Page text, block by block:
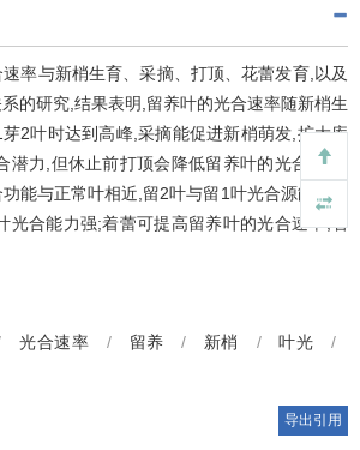
率与新梢生育、采摘、打顶、花蕾发育,以及
的研究,结果表明,留养叶的光合速率随新梢生
2叶时达到高峰,采摘能促进新梢萌发,扩大库
潜力,但休止前打顶会降低留养叶的光合效率;
能与正常叶相近,留2叶与留1叶光合源能力相
光合能力强;着蕾可提高留养叶的光合速率,着
光合速率 / 留养 / 新梢 / 叶光
/
导出引用